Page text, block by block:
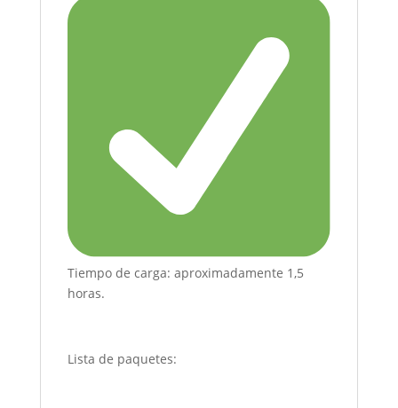
Tiempo de carga: aproximadamente 1,5
horas.
Lista de paquetes: